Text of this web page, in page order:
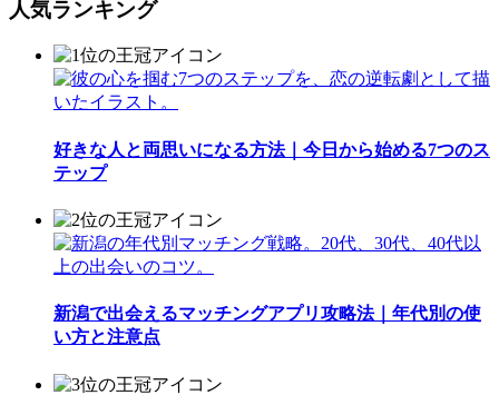
人気ランキング
好きな人と両思いになる方法｜今日から始める7つのス
テップ
新潟で出会えるマッチングアプリ攻略法｜年代別の使
い方と注意点